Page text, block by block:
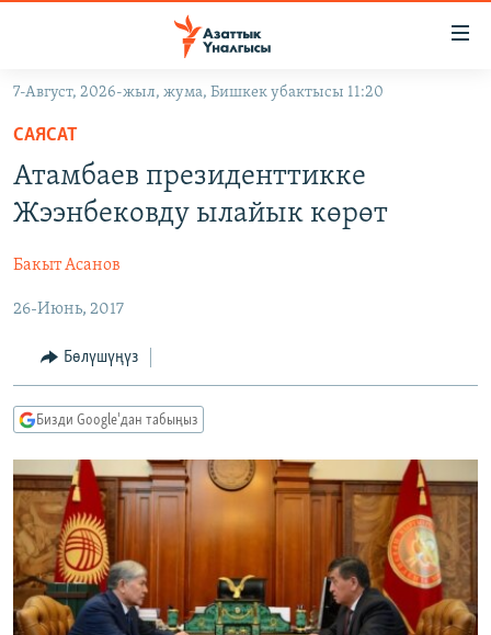
Навигацияга
өтүңүз
Издөөгө
салыңыз
КЫРГЫЗСТАН
КЫРГЫЗСТАН
ЭКОНОМИКА
МАДАНИЯТ
БОРБОР АЗИЯ
АТАЙЫН ИЛИКТӨӨ
ТВ ПРОГРАММАЛАР
БҮГҮН АЗАТТЫКТА
БИЗ ЖАНА ДҮЙНӨ
ДАНИСТЕ
ЭЖЕ-СИҢДИЛЕР
АЗАТТЫК+
ЫҢГАЙСЫЗ СУРООЛОР
ПОДКАСТ
ӨЗГӨЧӨ ПИКИР
ОНЛАЙН ШЕРИНЕ
7-Август, 2026-жыл, жума, Бишкек убактысы 11:20
САЯСАТ
Атамбаев президенттикке
Жээнбековду ылайык көрөт
Бакыт Асанов
26-Июнь, 2017
Бөлүшүңүз
Бизди Google'дан табыңыз